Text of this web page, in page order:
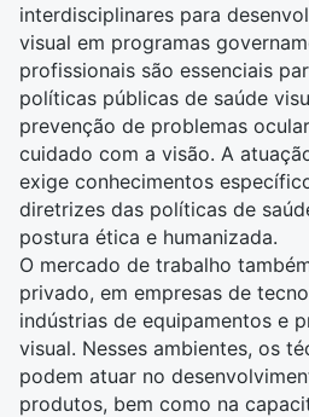
interdisciplinares para
visual em programas
profissionais são essenciais
políticas públicas de saúde
prevenção de problemas
cuidado com a visão. A
exige conhecimentos
diretrizes das políticas de
postura ética e humanizada.
O mercado de trabalho
privado, em empresas de
indústrias de equipamentos e
visual. Nesses ambientes, os
podem atuar no
produtos, bem como na